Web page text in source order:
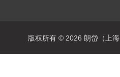
版权所有 © 2026 朗岱（上